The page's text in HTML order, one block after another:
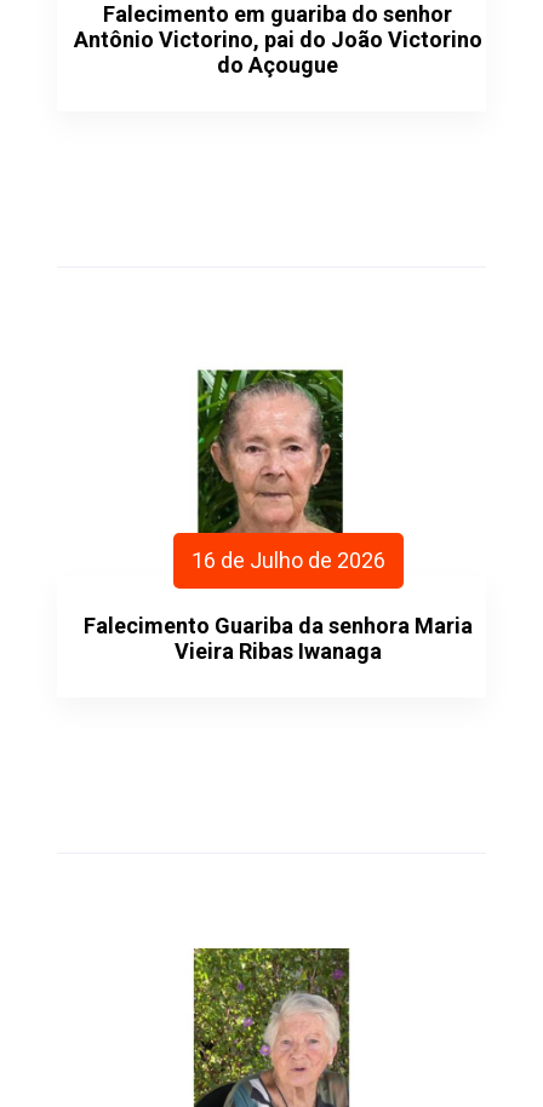
Falecimento em guariba do senhor
Antônio Victorino, pai do João Victorino
do Açougue
16 de Julho de 2026
Falecimento Guariba da senhora Maria
Vieira Ribas Iwanaga